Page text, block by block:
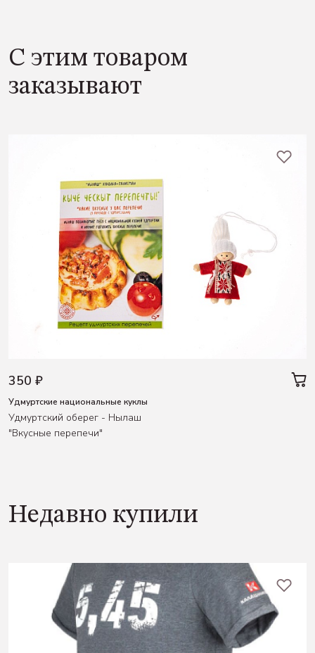
С этим товаром
заказывают
350 ₽
Удмуртские национальные куклы
Удмуртский оберег - Нылаш
"Вкусные перепечи"
Недавно купили